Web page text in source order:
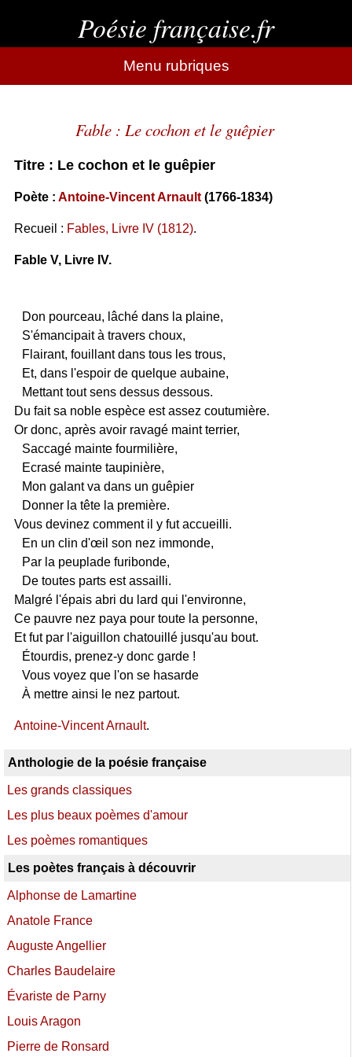
Poésie française.fr
Menu rubriques
Fable : Le cochon et le guêpier
Titre : Le cochon et le guêpier
Poète : Antoine-Vincent Arnault(1766-1834)
Recueil : Fables, Livre IV (1812).
Fable V, Livre IV.
Don pourceau, lâché dans la plaine,
S'émancipait à travers choux,
Flairant, fouillant dans tous les trous,
Et, dans l'espoir de quelque aubaine,
Mettant tout sens dessus dessous.
Du fait sa noble espèce est assez coutumière.
Or donc, après avoir ravagé maint terrier,
Saccagé mainte fourmilière,
Ecrasé mainte taupinière,
Mon galant va dans un guêpier
Donner la tête la première.
Vous devinez comment il y fut accueilli.
En un clin d'œil son nez immonde,
Par la peuplade furibonde,
De toutes parts est assailli.
Malgré l'épais abri du lard qui l'environne,
Ce pauvre nez paya pour toute la personne,
Et fut par l'aiguillon chatouillé jusqu'au bout.
Étourdis, prenez-y donc garde !
Vous voyez que l'on se hasarde
À mettre ainsi le nez partout.
Antoine-Vincent Arnault.
Anthologie de la poésie française
Les grands classiques
Les plus beaux poèmes d'amour
Les poèmes romantiques
Les poètes français à découvrir
Alphonse de Lamartine
Anatole France
Auguste Angellier
Charles Baudelaire
Évariste de Parny
Louis Aragon
Pierre de Ronsard